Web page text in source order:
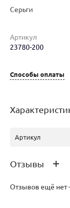
Серьги
Артикул
23780-200
Способы оплаты
Артикул
Отзывы
Отзывов ещё нет